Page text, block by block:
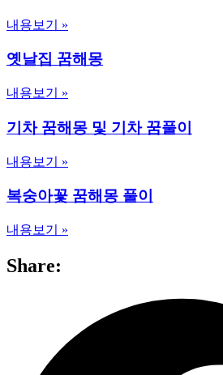
내용보기 »
옛날집 꿈해몽
내용보기 »
기차 꿈해몽 및 기차 꿈풀이
내용보기 »
복숭아꽃 꿈해몽 풀이
내용보기 »
Share: